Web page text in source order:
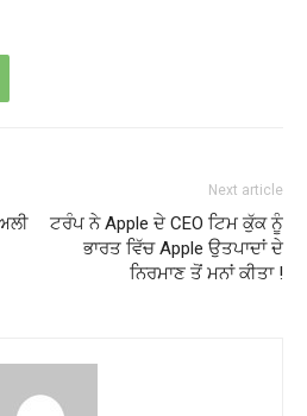
Next article
ਟਰੰਪ ਨੇ Apple ਦੇ CEO ਟਿਮ ਕੁੱਕ ਨੂੰ
ਭਾਰਤ ਵਿੱਚ Apple ਉਤਪਾਦਾਂ ਦੇ
ਨਿਰਮਾਣ ਤੋਂ ਮਨਾਂ ਕੀਤਾ !